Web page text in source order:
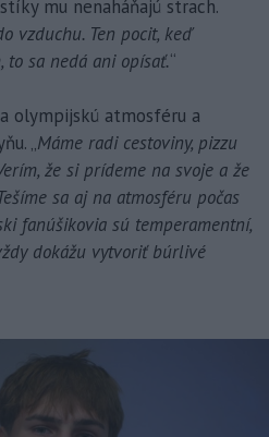
mu nenaháňajú strach.
vzduchu. Ten pocit, keď
sa nedá ani opísať.“
olympijskú atmosféru a
„Máme radi cestoviny, pizzu
že si prídeme na svoje a že
sa aj na atmosféru počas
fanúšikovia sú temperamentní,
dokážu vytvoriť búrlivé